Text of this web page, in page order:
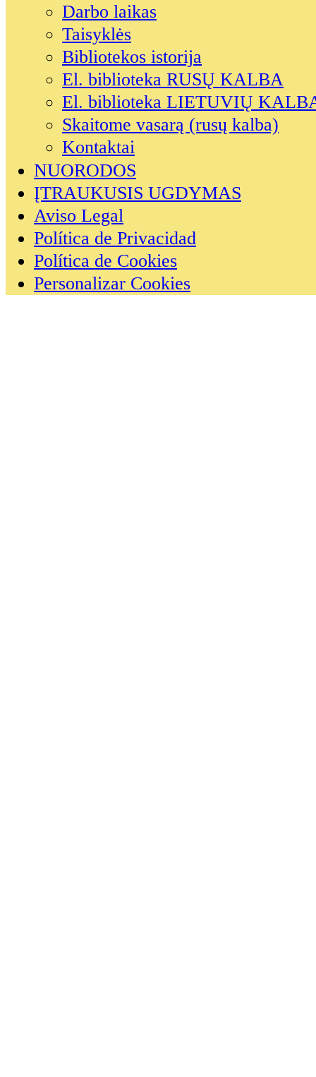
Darbo laikas
Taisyklės
Bibliotekos istorija
El. biblioteka RUSŲ KALBA
El. biblioteka LIETUVIŲ
Skaitome vasarą (rusų kalba)
Kontaktai
NUORODOS
ĮTRAUKUSIS UGDYMAS
Aviso Legal
Política de Privacidad
Política de Cookies
Personalizar Cookies